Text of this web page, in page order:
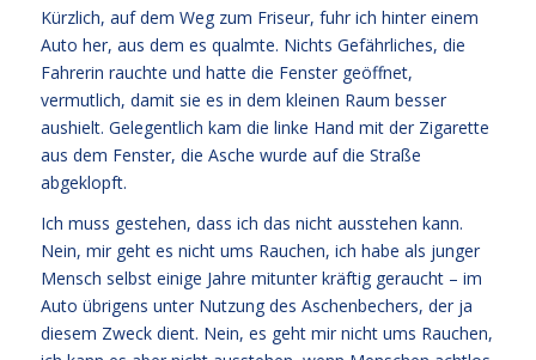
Kürzlich, auf dem Weg zum Friseur, fuhr ich hinter einem
Auto her, aus dem es qualmte. Nichts Gefährliches, die
Fahrerin rauchte und hatte die Fenster geöffnet,
vermutlich, damit sie es in dem kleinen Raum besser
aushielt. Gelegentlich kam die linke Hand mit der Zigarette
aus dem Fenster, die Asche wurde auf die Straße
abgeklopft.
Ich muss gestehen, dass ich das nicht ausstehen kann.
Nein, mir geht es nicht ums Rauchen, ich habe als junger
Mensch selbst einige Jahre mitunter kräftig geraucht – im
Auto übrigens unter Nutzung des Aschenbechers, der ja
diesem Zweck dient. Nein, es geht mir nicht ums Rauchen,